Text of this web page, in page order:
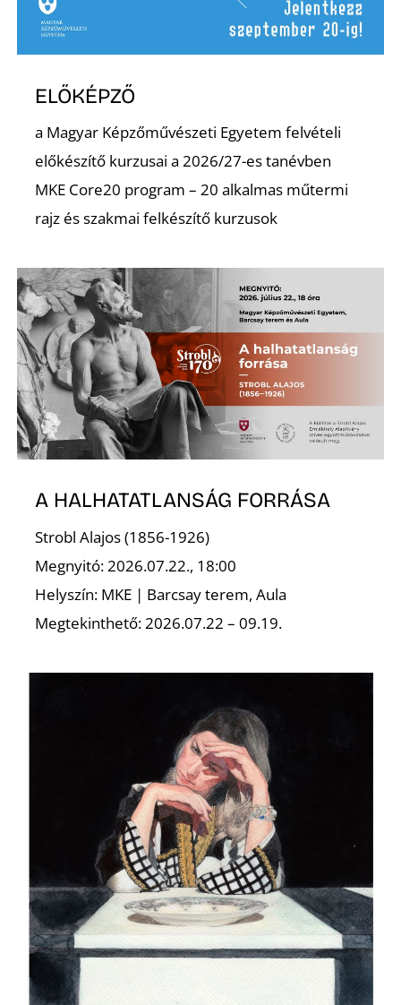
ELŐKÉPZŐ
a Magyar Képzőművészeti Egyetem felvételi
előkészítő kurzusai a 2026/27-es tanévben
MKE Core20 program – 20 alkalmas műtermi
rajz és szakmai felkészítő kurzusok
A HALHATATLANSÁG FORRÁSA
Strobl Alajos (1856-1926)
Megnyitó: 2026.07.22., 18:00
Helyszín: MKE | Barcsay terem, Aula
Megtekinthető: 2026.07.22 – 09.19.